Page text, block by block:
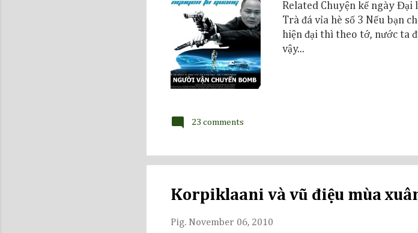
Related Chuyện kể ngày Đại
Trà đá vỉa hè số 3 Nếu bạn
hiện đại thì theo tớ, nước ta
vậy...
23 comments
Korpiklaani và vũ điệu mùa
Pig. November 06, 2010